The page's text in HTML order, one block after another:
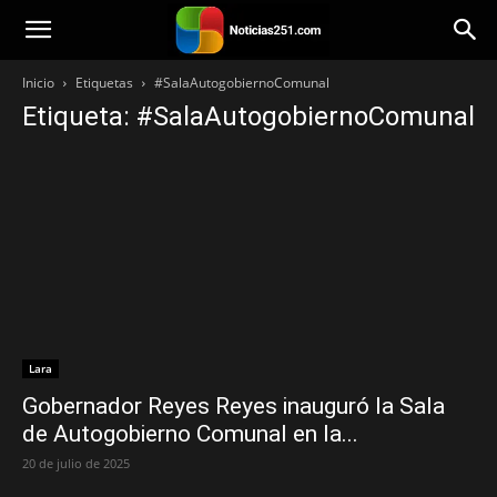
Noticias251
Inicio Etiquetas #SalaAutogobiernoComunal
Etiqueta: #SalaAutogobiernoComunal
Lara
Gobernador Reyes Reyes inauguró la Sala
de Autogobierno Comunal en la...
20 de julio de 2025